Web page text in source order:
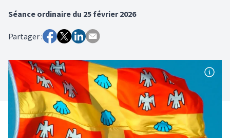
Séance ordinaire du 25 février 2026
Partager :